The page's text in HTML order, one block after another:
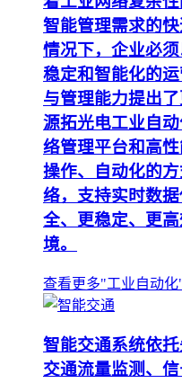
智能管理需求的
情况下，企业必须
稳定和智能化的
与管理能力提出了
源拓光电工业自
络管理平台和高
操作、自动化的
络，支持实时数
全、更稳定、更
境。
查看更多"工业自动
智能交通系统依
交通流量监测、